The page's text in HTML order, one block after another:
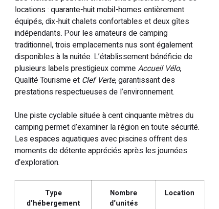
locations : quarante-huit mobil-homes entièrement
équipés, dix-huit chalets confortables et deux gîtes
indépendants. Pour les amateurs de camping
traditionnel, trois emplacements nus sont également
disponibles à la nuitée. L’établissement bénéficie de
plusieurs labels prestigieux commeAccueil Vélo,
Qualité Tourisme et Clef Verte, garantissant des
prestations respectueuses de l’environnement.
Une piste cyclable située à cent cinquante mètres du
camping permet d’examiner la région en toute sécurité.
Les espaces aquatiques avec piscines offrent des
moments de détente appréciés après les journées
d’exploration.
Type
d’hébergement
Nombre
d’unités
Location